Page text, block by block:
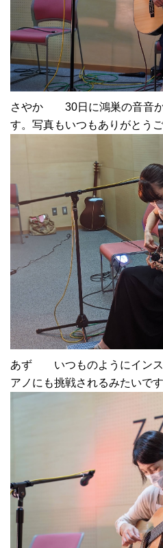
さやか 30日に鴻巣の音音か
す。写真もいつもありがとうご
あず いつものようにインス
アノにも挑戦されるみたいです